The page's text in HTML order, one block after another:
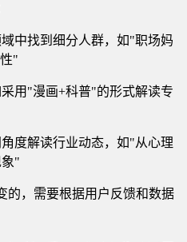
域中找到细分人群，如"职场妈
"
采用"漫画+科普"的形式解读专
角度解读行业动态，如"从心理
"
的，需要根据用户反馈和数据